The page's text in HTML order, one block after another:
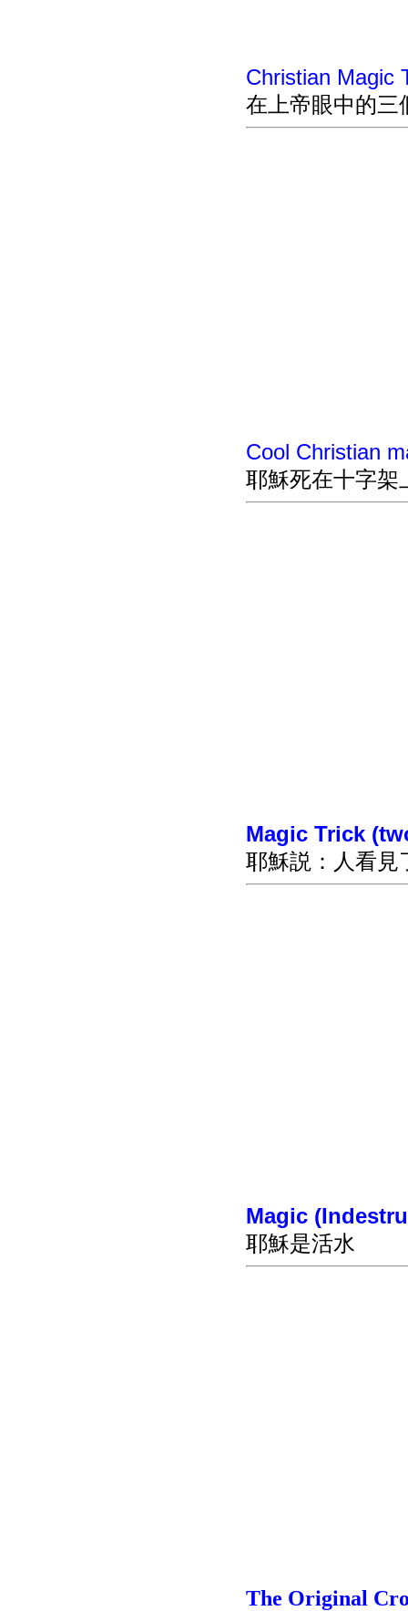
Christian Magic
在上帝眼中的三
Cool Christian
耶穌死在十字架
Magic Trick (
耶穌説：人看見
Magic
耶穌是活水
The Original